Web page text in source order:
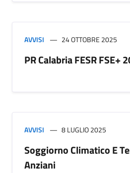
AVVISI 24 OTTOBRE 2025
PR Calabria FESR FSE+
AVVISI 8 LUGLIO 2025
Soggiorno Climatico E
Anziani